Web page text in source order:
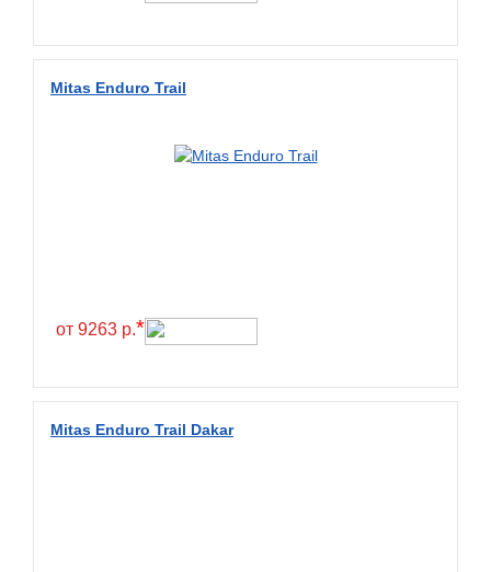
Wanda
Wanmao
Mitas Enduro Trail
от 9263 р.*
Mitas Enduro Trail Dakar